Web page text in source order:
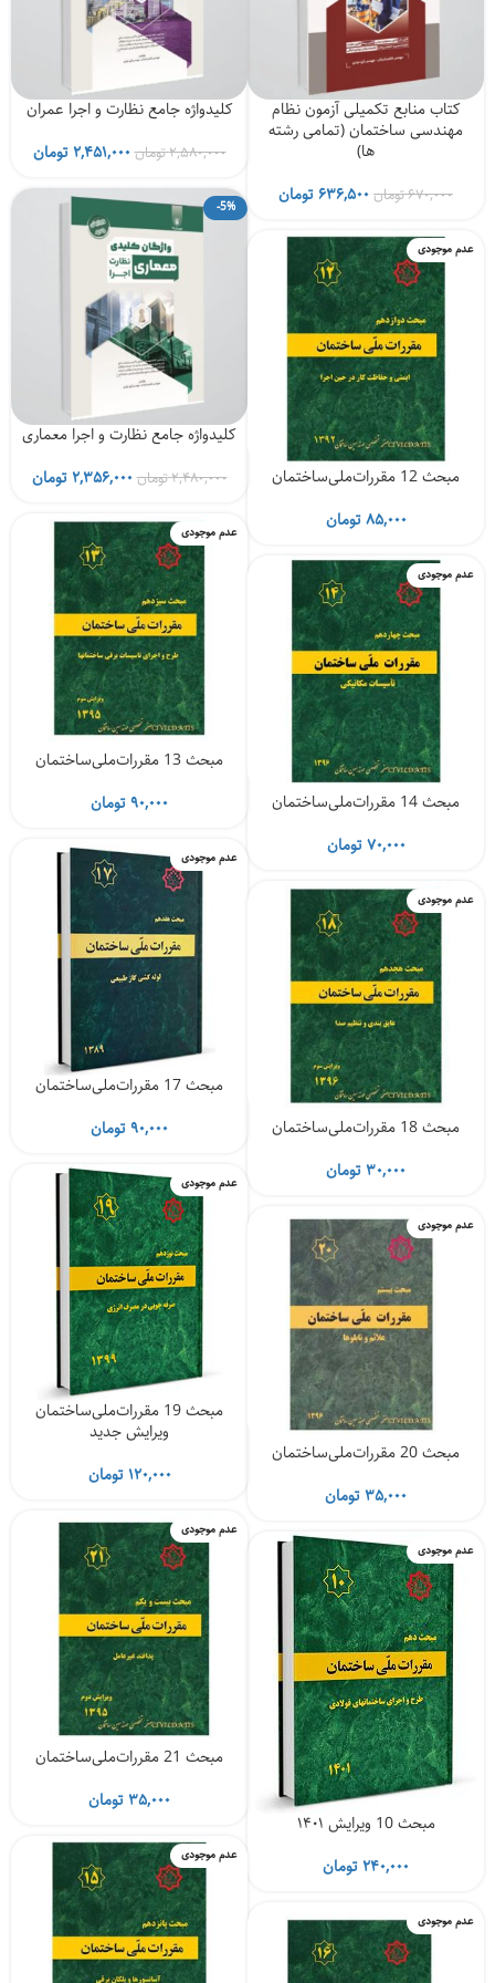
کتاب منابع تکمیلی آزمون نظام
مهندسی ساختمان (تمامی رشته
ها)
۶۷۰,۰۰۰تومانقیمت
۶۷۰,۰۰۰ تومان
بود.
۶۳۶,۵۰۰ تومانقیمت
۶۳۶,۵۰۰ تومان
کلیدواژه جامع نظارت و اجرا عمران
۲,۵۸۰,۰۰۰تومانقیمت
۲,۵۸۰,۰۰۰ تومان
بود.
۲,۴۵۱,۰۰۰تومان
-5%
کلیدواژه جامع نظارت و اجرا معماری
۲,۴۸۰,۰۰۰تومانقیمت
۲,۴۸۰,۰۰۰ تومان
بود.
۲,۳۵۶,۰۰۰تومان
عدم موجودی
مبحث 12 مقررات‌ملی‌ساختمان
۸۵,۰۰۰تومان عدم موجودی
مبحث 13 مقررات‌ملی‌ساختمان
۹۰,۰۰۰تومان
عدم موجودی
مبحث 14 مقررات‌ملی‌ساختمان
۷۰,۰۰۰تومان عدم موجودی
مبحث 17 مقررات‌ملی‌ساختمان
۹۰,۰۰۰تومان
عدم موجودی
مبحث 18 مقررات‌ملی‌ساختمان
۳۰,۰۰۰تومان عدم موجودی
مبحث 19 مقررات‌ملی‌ساختمان
ویرایش جدید
۱۲۰,۰۰۰تومان
عدم موجودی
مبحث 20 مقررات‌ملی‌ساختمان
۳۵,۰۰۰تومان
عدم موجودی
مبحث 21 مقررات‌ملی‌ساختمان
۳۵,۰۰۰تومان
عدم موجودی
مبحث 10 ویرایش ۱۴۰۱
۲۴۰,۰۰۰تومان عدم موجودی
عدم موجودی